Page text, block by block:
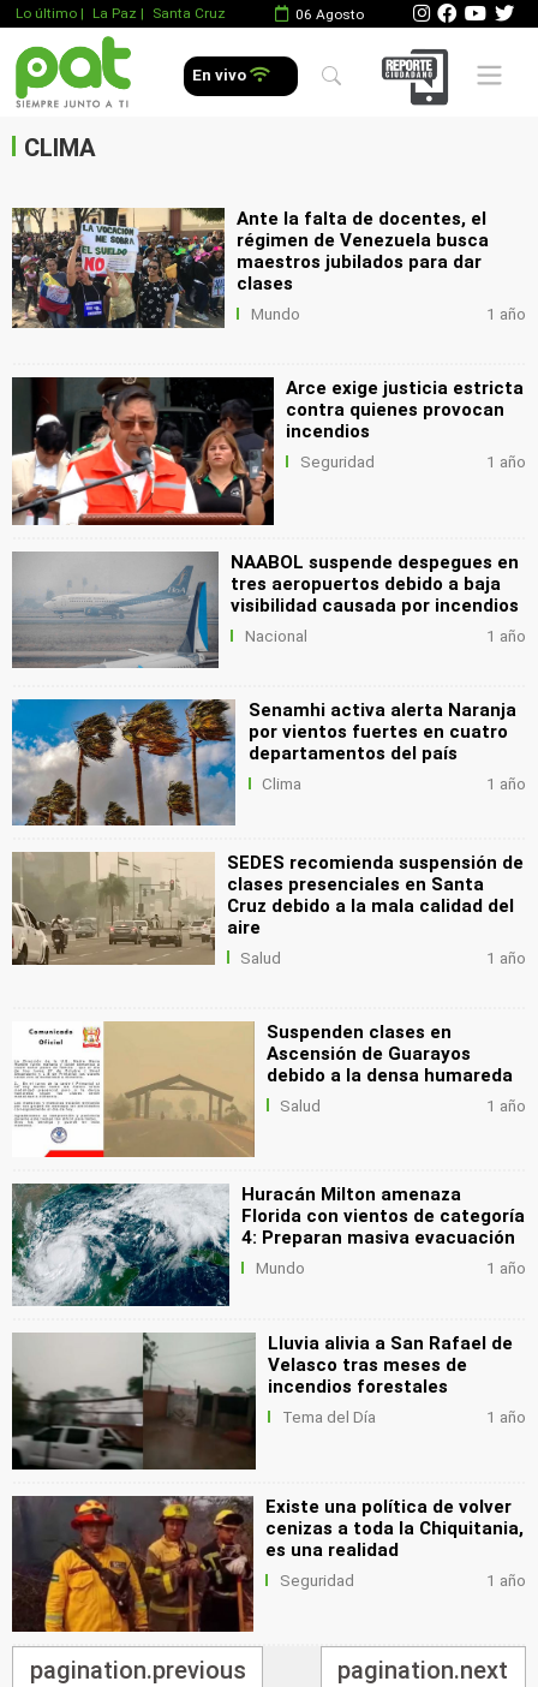
Lo último | La Paz | Santa Cruz 06 Agosto
En vivo Mobile
CLIMA
.
Ante la falta de docentes, el
régimen de Venezuela busca
maestros jubilados para dar
clases
Mundo 1 año
Arce exige justicia estricta
contra quienes provocan
incendios
Seguridad 1 año
NAABOL suspende despegues en
tres aeropuertos debido a baja
visibilidad causada por incendios
Nacional 1 año
Senamhi activa alerta Naranja
por vientos fuertes en cuatro
departamentos del país
Clima 1 año
SEDES recomienda suspensión de
clases presenciales en Santa
Cruz debido a la mala calidad del
aire
Salud 1 año
Suspenden clases en
Ascensión de Guarayos
debido a la densa humareda
Salud 1 año
Huracán Milton amenaza
Florida con vientos de categoría
4: Preparan masiva evacuación
Mundo 1 año
Lluvia alivia a San Rafael de
Velasco tras meses de
incendios forestales
Tema del Día 1 año
Existe una política de volver
cenizas a toda la Chiquitania,
es una realidad
Seguridad 1 año
pagination.previous pagination.next